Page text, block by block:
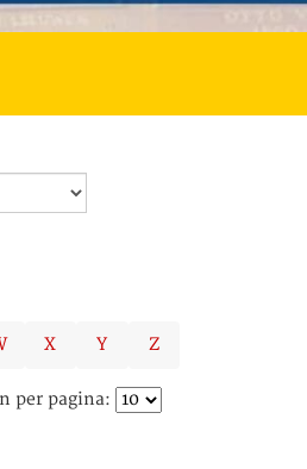
X Y Z
per pagina: